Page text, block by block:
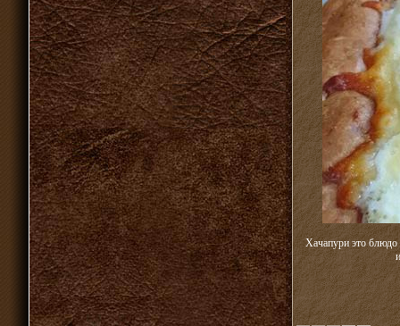
Хачапури это блюдо